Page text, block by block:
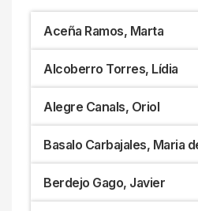
Aceña Ramos, Marta
Alcoberro Torres, Lídia
Alegre Canals, Oriol
Basalo Carbajales, Maria
Berdejo Gago, Javier